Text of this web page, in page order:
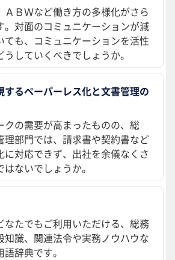
ＡＢＷなど働き方の多様化がさら
。対面のコミュニケーションが減
ても、コミュニケーションを活性
していくべきでしょうか。
するペーパーレス化と文書管理の
クの需要が高まったものの、総
理部門では、請求書や契約書など
に対応できず、出社を余儀なくさ
ないでしょうか。
なたでもご利用いただける、総務
知識、関連法令や実務ノウハウな
辞典です。